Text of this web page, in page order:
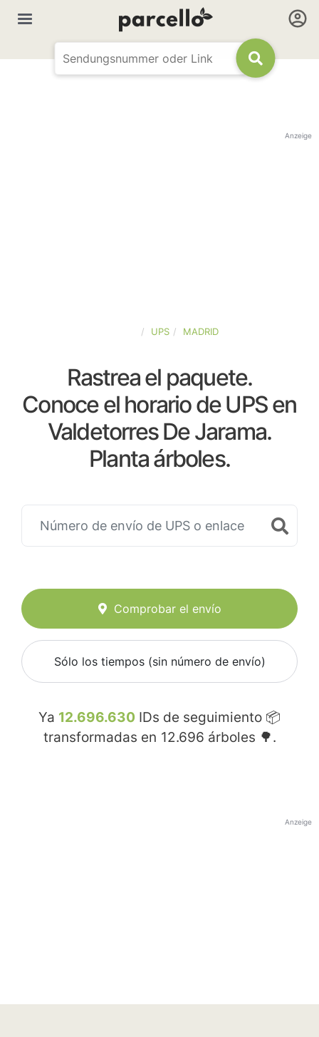
Anzeige
UPS MADRID
Rastrea el paquete.
Conoce el horario de UPS en
Valdetorres De Jarama.
Planta árboles.
Comprobar el envío
Sólo los tiempos (sin número de envío)
Ya 12.696.630 IDs de seguimiento 📦
transformadas en 12.696 árboles 🌳.
Anzeige